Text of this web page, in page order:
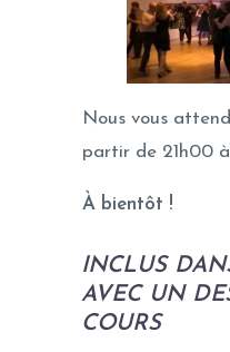
Nous vous
partir de 21h00
À bientôt !
INCLUS
AVEC UN
COURS